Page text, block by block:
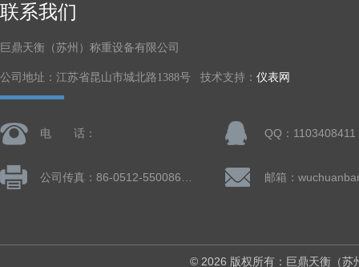
联系我们
巨鼎天衡（苏州）称重设备有限公司
公司地址：江苏省昆山市城北路1388号 技术支持： 仪表网
电 话： QQ：1103408411
© 2026 版权所有：巨鼎天衡（